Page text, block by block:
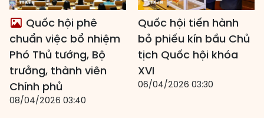
Quốc hội phê
chuẩn việc bổ nhiệm
Phó Thủ tướng, Bộ
trưởng, thành viên
Chính phủ
08/04/2026 03:40
Quốc hội tiến hành
bỏ phiếu kín bầu Chủ
tịch Quốc hội khóa
XVI
06/04/2026 03:30